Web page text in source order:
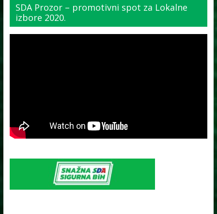
SDA Prozor – promotivni spot za Lokalne
izbore 2020.